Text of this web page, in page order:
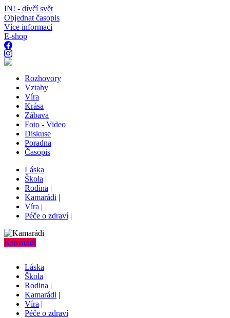
IN! - dívčí svět
Objednat časopis
Více informací
E-shop
Rozhovory
Vztahy
Víra
Krása
Zábava
Foto - Video
Diskuse
Poradna
Časopis
Láska |
Škola |
Rodina |
Kamarádi |
Víra |
Péče o zdraví|
Kamarádi
Láska |
Škola |
Rodina |
Kamarádi |
Víra |
Péče o zdraví